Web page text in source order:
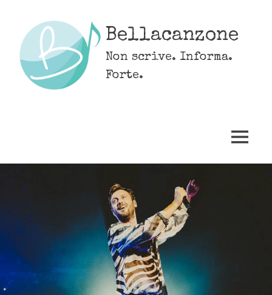
content
Bellacanzone
Non scrive. Informa.
Forte.
MENU